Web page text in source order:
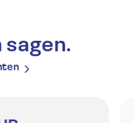
sagen.